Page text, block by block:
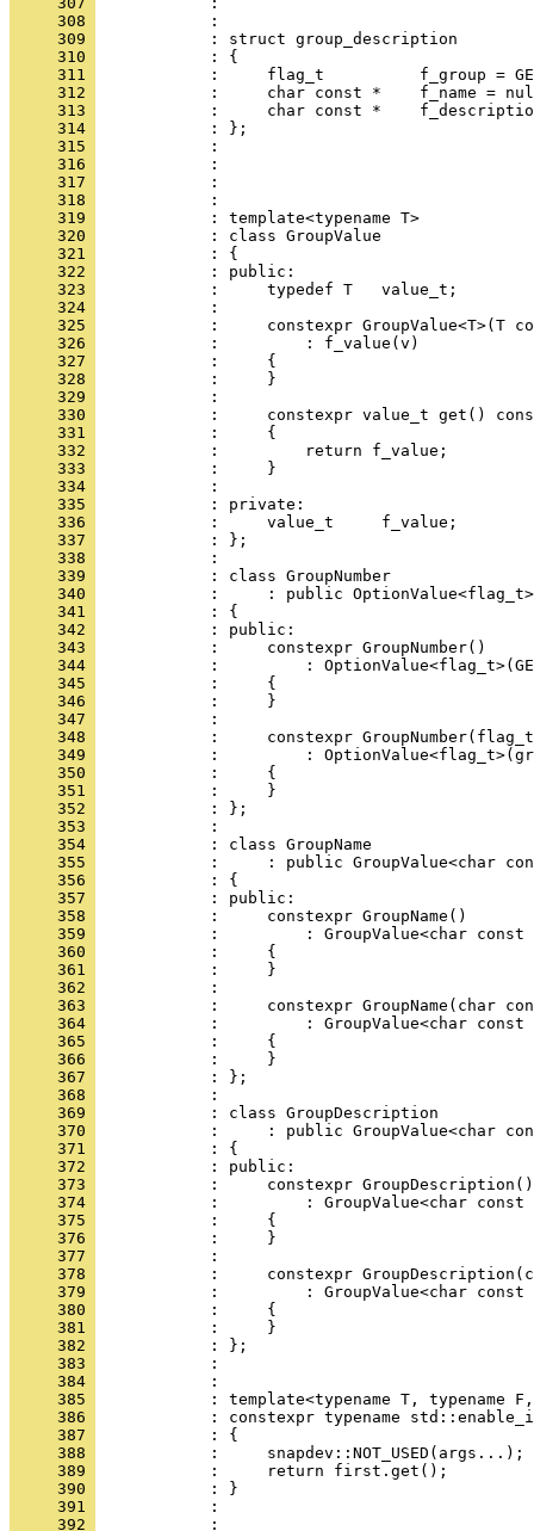
     308
            :
     309
            : struct group_description
     310
            : {
     311
:     flag_t          f_group =
     312
:     char const *    f_name =
     313
:     char const *
     314
            : };
     315
            :
     316
            :
     317
            :
     318
            :
     319
            : template<typename T>
     320
            : class GroupValue
     321
            : {
     322
            : public:
     323
            :     typedef T   value_t;
     324
            :
     325
:     constexpr GroupValue<T>(T
     326
            :         : f_value(v)
     327
            :     {
     328
            :     }
     329
            :
     330
:     constexpr value_t get()
     331
            :     {
     332
            :         return f_value;
     333
            :     }
     334
            :
     335
            : private:
     336
            :     value_t     f_value;
     337
            : };
     338
            :
     339
            : class GroupNumber
     340
            :     : public OptionValue<flag_t>
     341
            : {
     342
            : public:
     343
            :     constexpr GroupNumber()
     344
:         :
     345
            :     {
     346
            :     }
     347
            :
     348
:     constexpr
     349
:         :
     350
            :     {
     351
            :     }
     352
            : };
     353
            :
     354
            : class GroupName
     355
:     : public GroupValue<char
     356
            : {
     357
            : public:
     358
            :     constexpr GroupName()
     359
:         : GroupValue<char const
     360
            :     {
     361
            :     }
     362
            :
     363
:     constexpr GroupName(char
     364
:         : GroupValue<char const
     365
            :     {
     366
            :     }
     367
            : };
     368
            :
     369
            : class GroupDescription
     370
:     : public GroupValue<char
     371
            : {
     372
            : public:
     373
            :     constexpr GroupDescription()
     374
:         : GroupValue<char const
     375
            :     {
     376
            :     }
     377
            :
     378
:     constexpr
     379
:         : GroupValue<char const
     380
            :     {
     381
            :     }
     382
            : };
     383
            :
     384
            :
     385
: template<typename T, typename
     386
: constexpr typename
     387
            : {
     388
            :     snapdev::NOT_USED(args...);
     389
            :     return first.get();
     390
            : }
     391
            :
     392
            :